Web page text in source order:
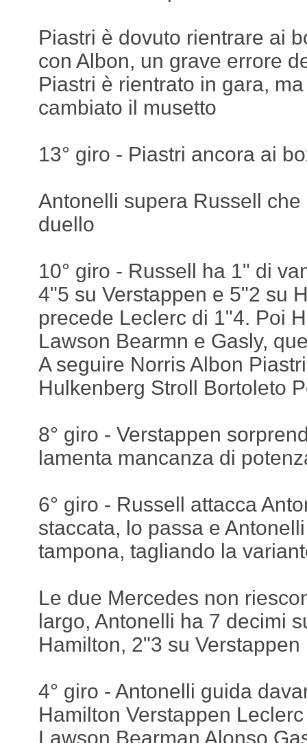
Piastri è dovuto rientrare ai
con Albon, un grave errore
Piastri è rientrato in gara,
cambiato il musetto
13° giro - Piastri ancora ai
Antonelli supera Russell
duello
10° giro - Russell ha 1" di
4"5 su Verstappen e 5"2 su
precede Leclerc di 1"4. Poi
Lawson Bearmn e Gasly,
A seguire Norris Albon
Hulkenberg Stroll Bortoleto
8° giro - Verstappen
lamenta mancanza di
6° giro - Russell attacca
staccata, lo passa e
tampona, tagliando la
Le due Mercedes non
largo, Antonelli ha 7 decimi
Hamilton, 2"3 su Verstappen
4° giro - Antonelli guida
Hamilton Verstappen
Lawson Bearman Alonso